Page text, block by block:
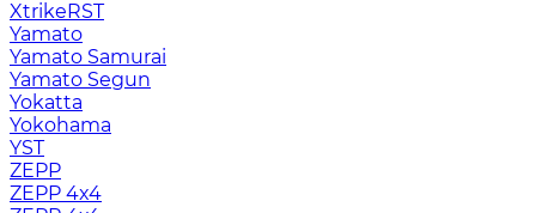
XtrikeRST
Yamato
Yamato Samurai
Yamato Segun
Yokatta
Yokohama
YST
ZEPP
ZEPP 4x4